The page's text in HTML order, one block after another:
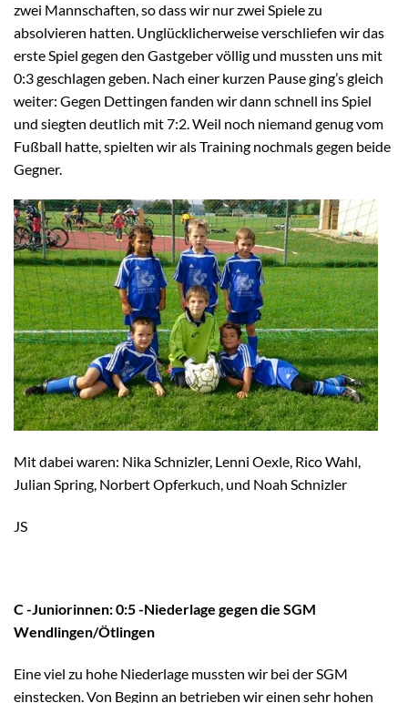
zwei Mannschaften, so dass wir nur zwei Spiele zu
absolvieren hatten. Unglücklicherweise verschliefen wir das
erste Spiel gegen den Gastgeber völlig und mussten uns mit
0:3 geschlagen geben. Nach einer kurzen Pause ging’s gleich
weiter: Gegen Dettingen fanden wir dann schnell ins Spiel
und siegten deutlich mit 7:2. Weil noch niemand genug vom
Fußball hatte, spielten wir als Training nochmals gegen beide
Gegner.
Mit dabei waren: Nika Schnizler, Lenni Oexle, Rico Wahl,
Julian Spring, Norbert Opferkuch, und Noah Schnizler
JS
C -Juniorinnen: 0:5 -Niederlage gegen die SGM
Wendlingen/Ötlingen
Eine viel zu hohe Niederlage mussten wir bei der SGM
einstecken. Von Beginn an betrieben wir einen sehr hohen